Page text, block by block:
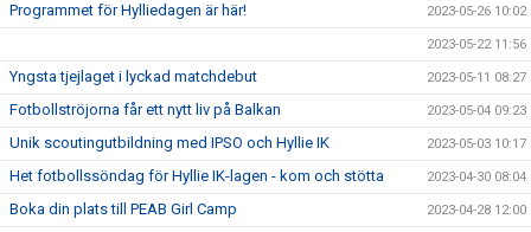
Programmet för Hylliedagen är här! 2023-05-26 10:02
2023-05-22 11:56
Yngsta tjejlaget i lyckad matchdebut 2023-05-11 08:27
Fotbollströjorna får ett nytt liv på Balkan 2023-05-04 09:23
Unik scoutingutbildning med IPSO och Hyllie IK 2023-05-03 10:17
Het fotbollssöndag för Hyllie IK-lagen - kom och stötta 2023-04-30 08:04
Boka din plats till PEAB Girl Camp 2023-04-28 12:00